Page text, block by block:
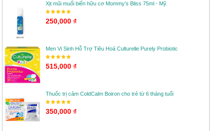
Xịt mũi muối biển hữu cơ Mommy’s Bliss 75ml - Mỹ
250,000 ₫
Men Vi Sinh Hỗ Trợ Tiêu Hoá Culturelle Purely Probiotic
515,000 ₫
Thuốc trị cảm ColdCalm Boiron cho trẻ từ 6 tháng tuổi
350,000 ₫